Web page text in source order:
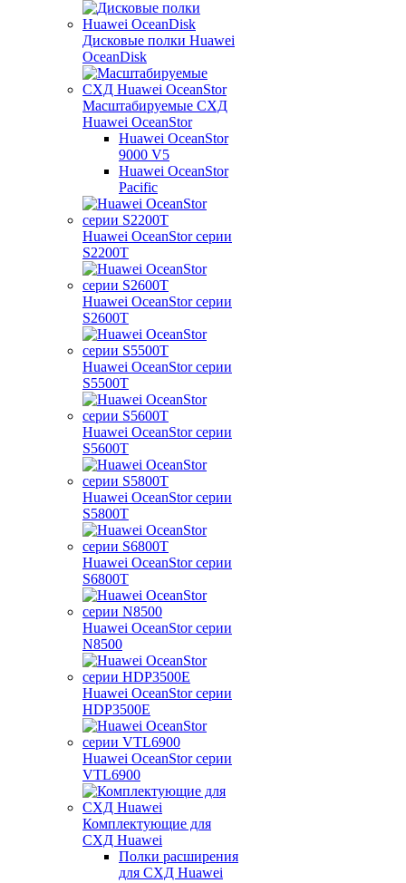
Дисковые полки Huawei
OceanDisk
Масштабируемые СХД
Huawei OceanStor
Huawei OceanStor
9000 V5
Huawei OceanStor
Pacific
Huawei OceanStor серии
S2200T
Huawei OceanStor серии
S2600T
Huawei OceanStor серии
S5500T
Huawei OceanStor серии
S5600T
Huawei OceanStor серии
S5800T
Huawei OceanStor серии
S6800T
Huawei OceanStor серии
N8500
Huawei OceanStor серии
HDP3500E
Huawei OceanStor серии
VTL6900
Комплектующие для
СХД Huawei
Полки расширения
для СХД Huawei